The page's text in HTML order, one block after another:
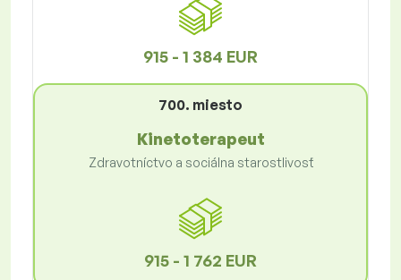
915 - 1 384 EUR
700. miesto
Kinetoterapeut
Zdravotníctvo a sociálna starostlivosť
915 - 1 762 EUR